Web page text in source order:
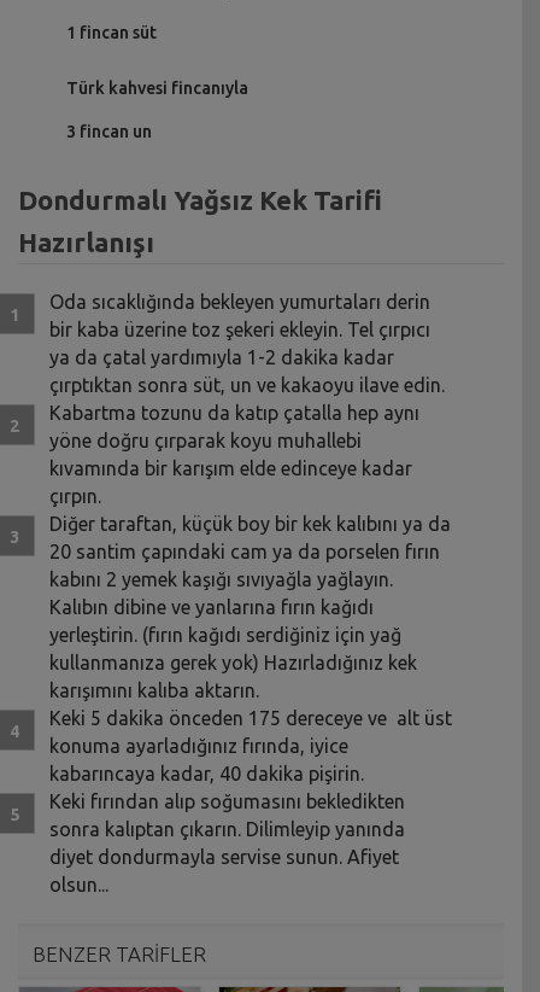
1 fincan süt
Türk kahvesi fincanıyla
3 fincan un
Dondurmalı Yağsız Kek Tarifi
Hazırlanışı
Oda sıcaklığında bekleyen yumurtaları derin
bir kaba üzerine toz şekeri ekleyin. Tel çırpıcı
ya da çatal yardımıyla 1-2 dakika kadar
çırptıktan sonra süt, un ve kakaoyu ilave edin.
Kabartma tozunu da katıp çatalla hep aynı
yöne doğru çırparak koyu muhallebi
kıvamında bir karışım elde edinceye kadar
çırpın.
Diğer taraftan, küçük boy bir kek kalıbını ya da
20 santim çapındaki cam ya da porselen fırın
kabını 2 yemek kaşığı sıvıyağla yağlayın.
Kalıbın dibine ve yanlarına fırın kağıdı
yerleştirin. (fırın kağıdı serdiğiniz için yağ
kullanmanıza gerek yok) Hazırladığınız kek
karışımını kalıba aktarın.
Keki 5 dakika önceden 175 dereceye ve alt üst
konuma ayarladığınız fırında, iyice
kabarıncaya kadar, 40 dakika pişirin.
Keki fırından alıp soğumasını bekledikten
sonra kalıptan çıkarın. Dilimleyip yanında
diyet dondurmayla servise sunun. Afiyet
olsun...
BENZER TARİFLER